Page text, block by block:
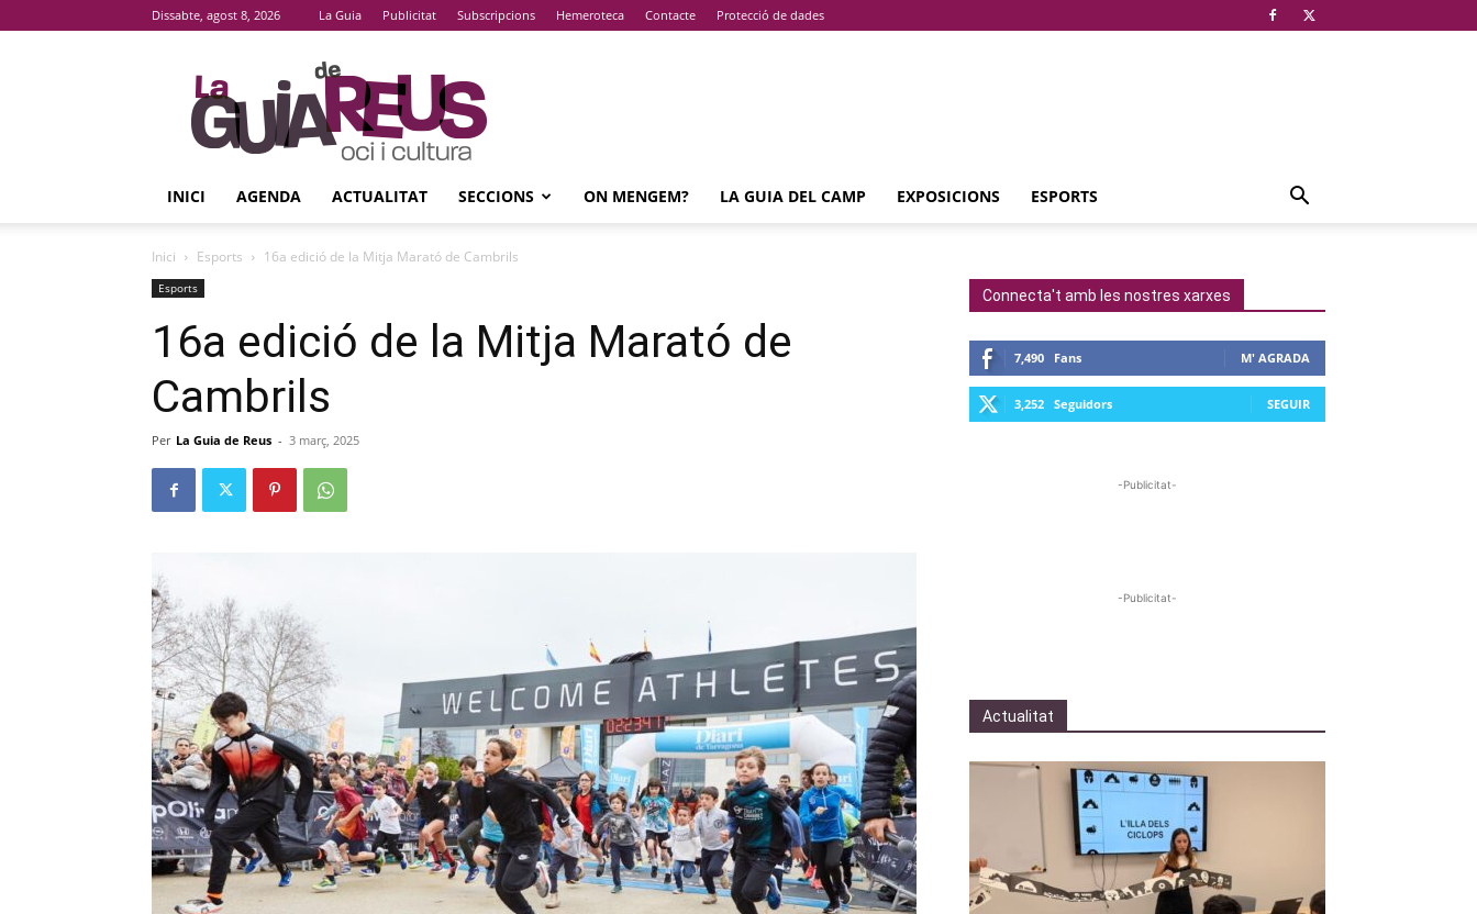
Dissabte, agost 8, 2026 La Guia Publicitat Subscripcions Hemeroteca Contacte Protecció de dades
La
Guia
De
Reus
INICI AGENDA ACTUALITAT SECCIONS ON MENGEM? LA GUIA DEL CAMP EXPOSICIONS ESPORTS
Inici Esports 16a edició de la Mitja Marató de Cambrils
Esports
16a edició de la Mitja Marató de
Cambrils
Per La Guia de Reus - 3 març, 2025
Connecta't amb les nostres xarxes
7,490 Fans M' AGRADA
3,252 Seguidors SEGUIR
-Publicitat-
-Publicitat-
Actualitat